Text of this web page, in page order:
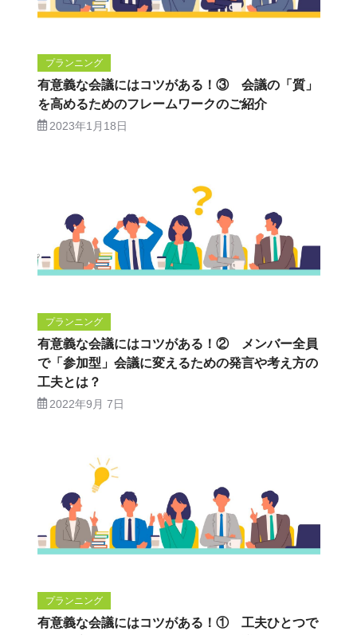
プランニング
有意義な会議にはコツがある！③ 会議の「質」
を高めるためのフレームワークのご紹介
2023年1月18日
プランニング
有意義な会議にはコツがある！② メンバー全員
で「参加型」会議に変えるための発言や考え方の
工夫とは？
2022年9月 7日
プランニング
有意義な会議にはコツがある！① 工夫ひとつで